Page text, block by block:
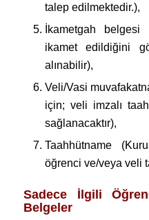
talep edilmektedir.),
İkametgah belgesi
ikamet edildiğini
alınabilir),
Veli/Vasi
için; veli imzalı
sağlanacaktır),
Taahhütname
öğrenci ve/veya veli
Sadece İlgili
Belgeler